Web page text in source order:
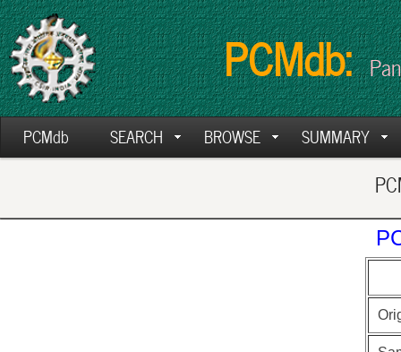
PCMdb:
PCMdb SEARCH BROWSE SUMMARY